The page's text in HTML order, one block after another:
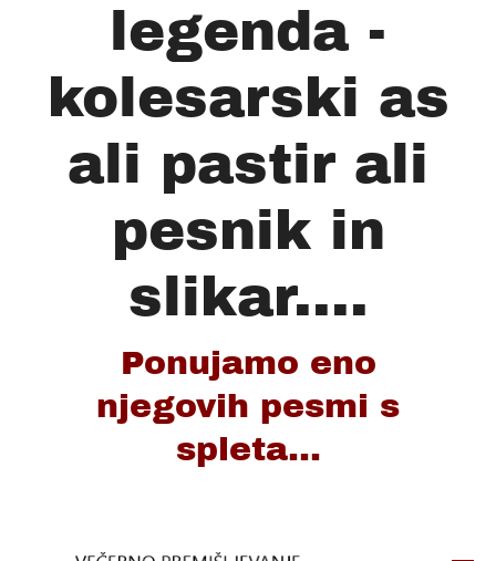
legenda -
kolesarski as
ali pastir ali
pesnik in
slikar....
Ponujamo eno
njegovih pesmi s
spleta...